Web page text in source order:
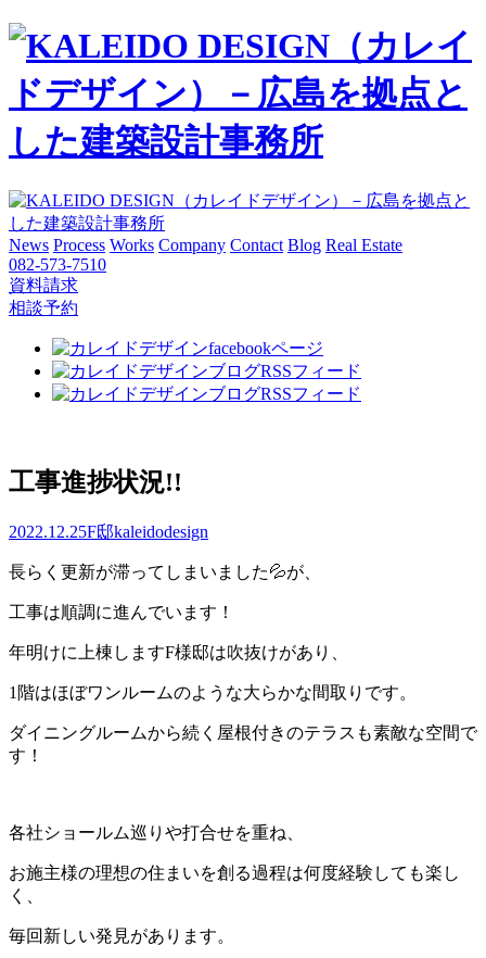
News Process Works Company Contact Blog Real Estate
082-573-7510
資料請求
相談予約
工事進捗状況!!
2022.12.25F邸kaleidodesign
長らく更新が滞ってしまいました💦が、
工事は順調に進んでいます！
年明けに上棟しますF様邸は吹抜けがあり、
1階はほぼワンルームのような大らかな間取りです。
ダイニングルームから続く屋根付きのテラスも素敵な空間で
す！
各社ショールム巡りや打合せを重ね、
お施主様の理想の住まいを創る過程は何度経験しても楽し
く、
毎回新しい発見があります。